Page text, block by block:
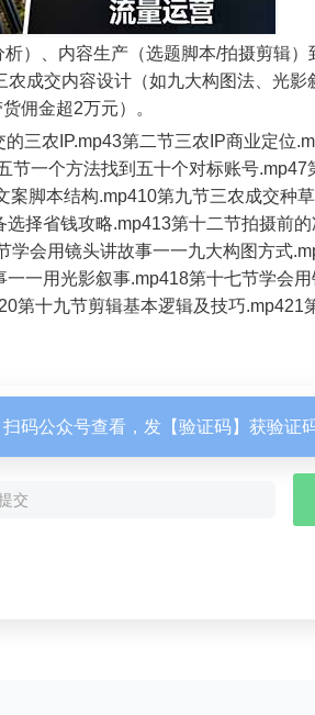
）、内容生产（选题脚本/拍摄剪辑）
成交内容设计（如九大构图法、光影
佣金超2万元）。
三农IP.mp43第二节三农IP商业定位
节一个方法找到五十个对标账号.mp47
脚本结构.mp410第九节三农成交种
择省钱攻略.mp413第十二节拍摄前
会用镜头讲故事一一九大构图方式
一用光影叙事.mp418第十七节学会
第十九节剪辑基本逻辑及技巧.mp421
扫码公众号查看，发【验证码】获验证